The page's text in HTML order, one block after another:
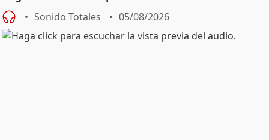
central
Sonido Totales 05/08/2026